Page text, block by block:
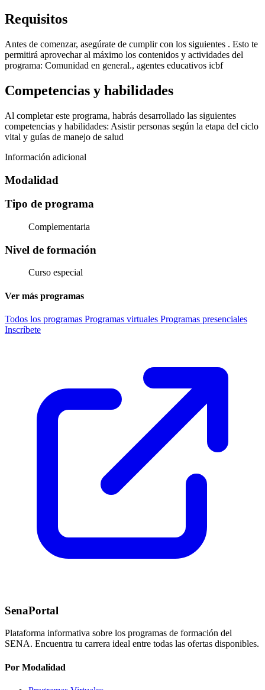
Requisitos
Antes de comenzar, asegúrate de cumplir con los siguientes . Esto te
permitirá aprovechar al máximo los contenidos y actividades del
programa: Comunidad en general., agentes educativos icbf
Competencias y habilidades
Al completar este programa, habrás desarrollado las siguientes
competencias y habilidades: Asistir personas según la etapa del ciclo
vital y guías de manejo de salud
Información adicional
Modalidad
Tipo de programa
Complementaria
Nivel de formación
Curso especial
Ver más programas
Todos los programas Programas virtuales Programas presenciales
Inscríbete
SenaPortal
Plataforma informativa sobre los programas de formación del
SENA. Encuentra tu carrera ideal entre todas las ofertas disponibles.
Por Modalidad